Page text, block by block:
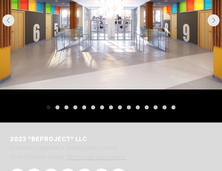
2023 "BЕPROJECT" LLC